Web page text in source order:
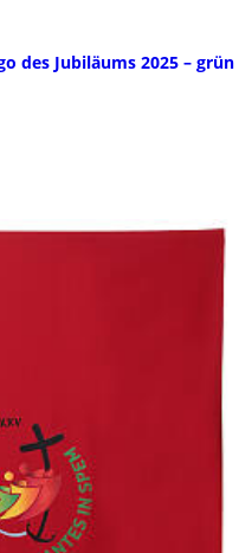
des Jubiläums 2025 – grün